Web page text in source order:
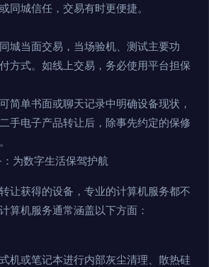
同城信任，交易有时更便捷。
城当面交易，当场验机、测试主要功
方式。如线上交易，务必使用平台担保
简单书面或聊天记录中明确设备现状，
手电子产品转让后，除事先约定的保修
为数字生活保驾护航
让获得的设备，专业的计算机服务都不
算机服务通常涵盖以下方面：
机或笔记本进行内部灰尘清理、散热硅